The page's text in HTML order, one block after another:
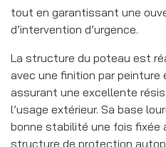
tout en garantissant une
d’intervention d’urgence.
La structure du poteau est
avec une finition par peinture
assurant une excellente
l’usage extérieur. Sa base
bonne stabilité une fois fixée
structure de protection